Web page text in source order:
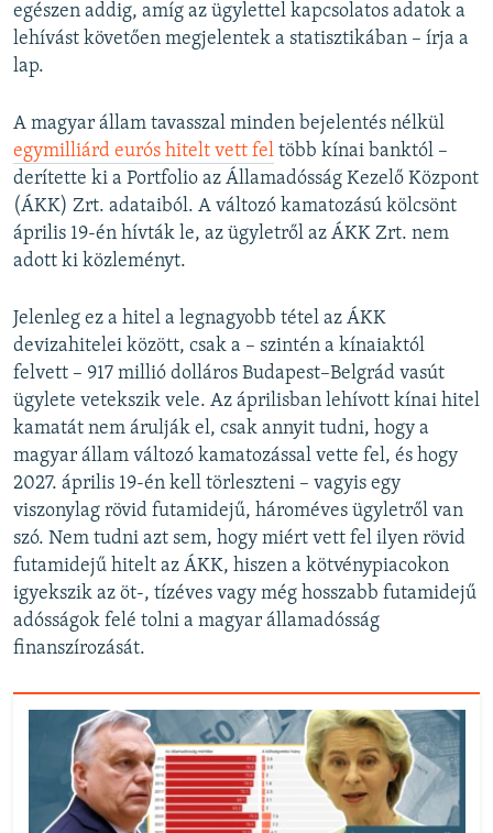
egészen addig, amíg az ügylettel kapcsolatos adatok a
lehívást követően megjelentek a statisztikában – írja a
lap.
A magyar állam tavasszal minden bejelentés nélkül
egymilliárd eurós hitelt vett fel több kínai banktól –
derítette ki a Portfolio az Államadósság Kezelő Központ
(ÁKK) Zrt. adataiból. A változó kamatozású kölcsönt
április 19-én hívták le, az ügyletről az ÁKK Zrt. nem
adott ki közleményt.
Jelenleg ez a hitel a legnagyobb tétel az ÁKK
devizahitelei között, csak a – szintén a kínaiaktól
felvett – 917 millió dolláros Budapest–Belgrád vasút
ügylete vetekszik vele. Az áprilisban lehívott kínai hitel
kamatát nem árulják el, csak annyit tudni, hogy a
magyar állam változó kamatozással vette fel, és hogy
2027. április 19-én kell törleszteni – vagyis egy
viszonylag rövid futamidejű, hároméves ügyletről van
szó. Nem tudni azt sem, hogy miért vett fel ilyen rövid
futamidejű hitelt az ÁKK, hiszen a kötvénypiacokon
igyekszik az öt-, tízéves vagy még hosszabb futamidejű
adósságok felé tolni a magyar államadósság
finanszírozását.